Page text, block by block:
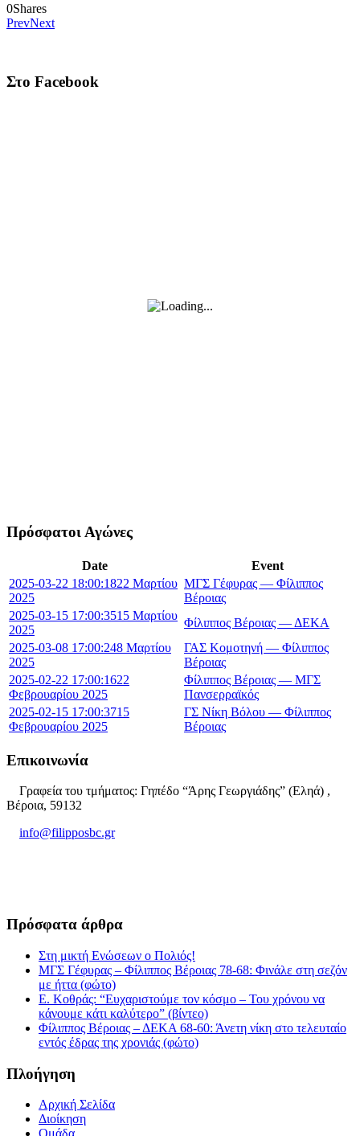
0Shares
PrevNext
Στο Facebook
Πρόσφατοι Αγώνες
Date
Event
2025-03-22 18:00:1822 Μαρτίου
2025
ΜΓΣ Γέφυρας — Φίλιππος
Βέροιας
2025-03-15 17:00:3515 Μαρτίου
2025
Φίλιππος Βέροιας — ΔΕΚΑ
2025-03-08 17:00:248 Μαρτίου
2025
ΓΑΣ Κομοτηνή — Φίλιππος
Βέροιας
2025-02-22 17:00:1622
Φεβρουαρίου 2025
Φίλιππος Βέροιας — ΜΓΣ
Πανσερραϊκός
2025-02-15 17:00:3715
Φεβρουαρίου 2025
ΓΣ Νίκη Βόλου — Φίλιππος
Βέροιας
Επικοινωνία
Γραφεία του τμήματος: Γηπέδο “Άρης Γεωργιάδης” (Εληά) ,
Βέροια, 59132
info@filipposbc.gr
Πρόσφατα άρθρα
Στη μικτή Ενώσεων ο Πολιός!
ΜΓΣ Γέφυρας – Φίλιππος Βέροιας 78-68: Φινάλε στη σεζόν
με ήττα (φώτο)
Ε. Κοθράς: “Ευχαριστούμε τον κόσμο – Του χρόνου να
κάνουμε κάτι καλύτερο” (βίντεο)
Φίλιππος Βέροιας – ΔΕΚΑ 68-60: Άνετη νίκη στο τελευταίο
εντός έδρας της χρονιάς (φώτο)
Πλοήγηση
Αρχική Σελίδα
Διοίκηση